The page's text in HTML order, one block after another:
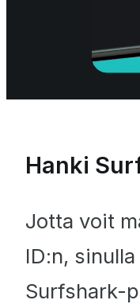
Hanki
Jotta voit
ID:n,
Surfshark-